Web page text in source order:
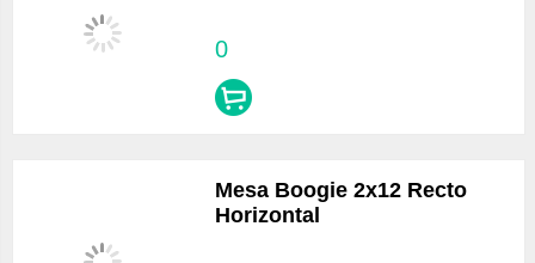
0
Mesa Boogie 2x12 Recto
Horizontal